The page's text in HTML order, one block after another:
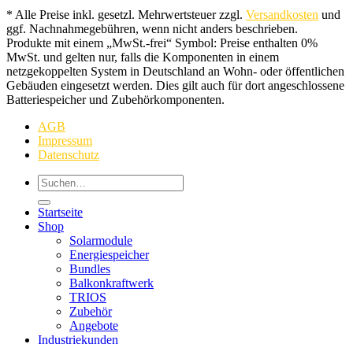
* Alle Preise inkl. gesetzl. Mehrwertsteuer zzgl. Versandkosten und
ggf. Nachnahmegebühren, wenn nicht anders beschrieben.
Produkte mit einem „MwSt.-frei“ Symbol: Preise enthalten 0%
MwSt. und gelten nur, falls die Komponenten in einem
netzgekoppelten System in Deutschland an Wohn- oder öffentlichen
Gebäuden eingesetzt werden. Dies gilt auch für dort angeschlossene
Batteriespeicher und Zubehörkomponenten.
AGB
Impressum
Datenschutz
Suchen
nach:
Startseite
Shop
Solarmodule
Energiespeicher
Bundles
Balkonkraftwerk
TRIOS
Zubehör
Angebote
Industriekunden